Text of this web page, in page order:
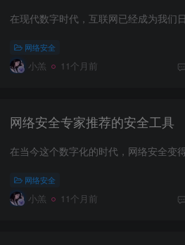
网络安全
小羔 11个月前
网络安全专家推荐的安全工具
网络安全
小羔 11个月前